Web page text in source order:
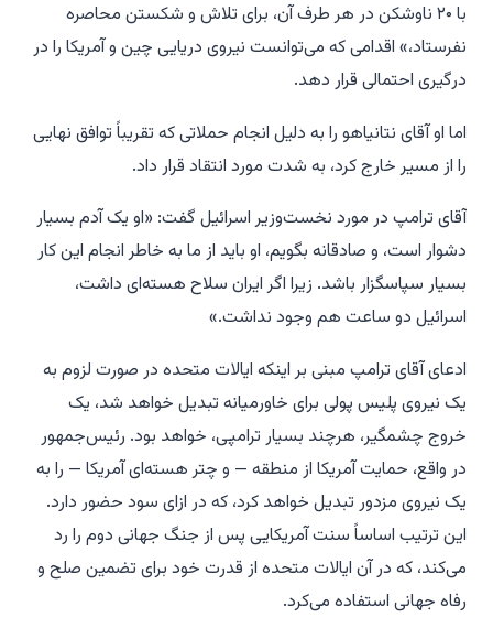
با ۲۰ ناوشکن در هر طرف آن، برای تلاش و شکستن محاصره
نفرستاد،» اقدامی که می‌توانست نیروی دریایی چین و آمریکا را در
درگیری احتمالی قرار دهد.
اما او آقای نتانیاهو را به دلیل انجام حملاتی که تقریباً توافق نهایی
را از مسیر خارج کرد، به شدت مورد انتقاد قرار داد.
آقای ترامپ در مورد نخست‌وزیر اسرائیل گفت: «او یک آدم بسیار
دشوار است، و صادقانه بگویم، او باید از ما به خاطر انجام این کار
بسیار سپاسگزار باشد. زیرا اگر ایران سلاح هسته‌ای داشت،
اسرائیل دو ساعت هم وجود نداشت.»
ادعای آقای ترامپ مبنی بر اینکه ایالات متحده در صورت لزوم به
یک نیروی پلیس پولی برای خاورمیانه تبدیل خواهد شد، یک
خروج چشمگیر، هرچند بسیار ترامپی، خواهد بود. رئیس‌جمهور
در واقع، حمایت آمریکا از منطقه — و چتر هسته‌ای آمریکا — را به
یک نیروی مزدور تبدیل خواهد کرد، که در ازای سود حضور دارد.
این ترتیب اساساً سنت آمریکایی پس از جنگ جهانی دوم را رد
می‌کند، که در آن ایالات متحده از قدرت خود برای تضمین صلح و
رفاه جهانی استفاده می‌کرد.